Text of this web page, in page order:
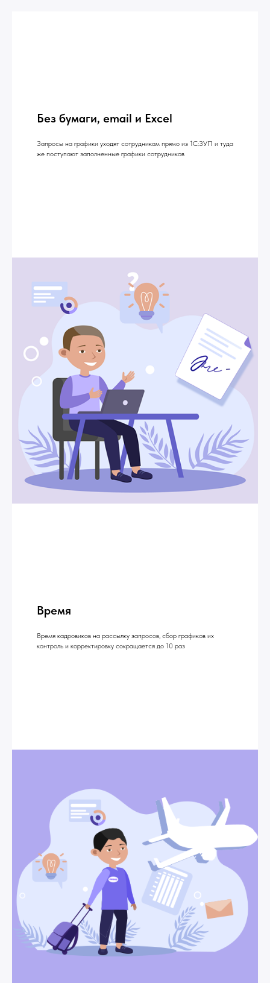
Без бумаги, email и Excel
Запросы на графики уходят сотрудникам прямо из 1С:ЗУП и туда
же поступают заполненные графики сотрудников
Время
Время кадровиков на рассылку запросов, сбор графиков их
контроль и корректировку сокращается до 10 раз